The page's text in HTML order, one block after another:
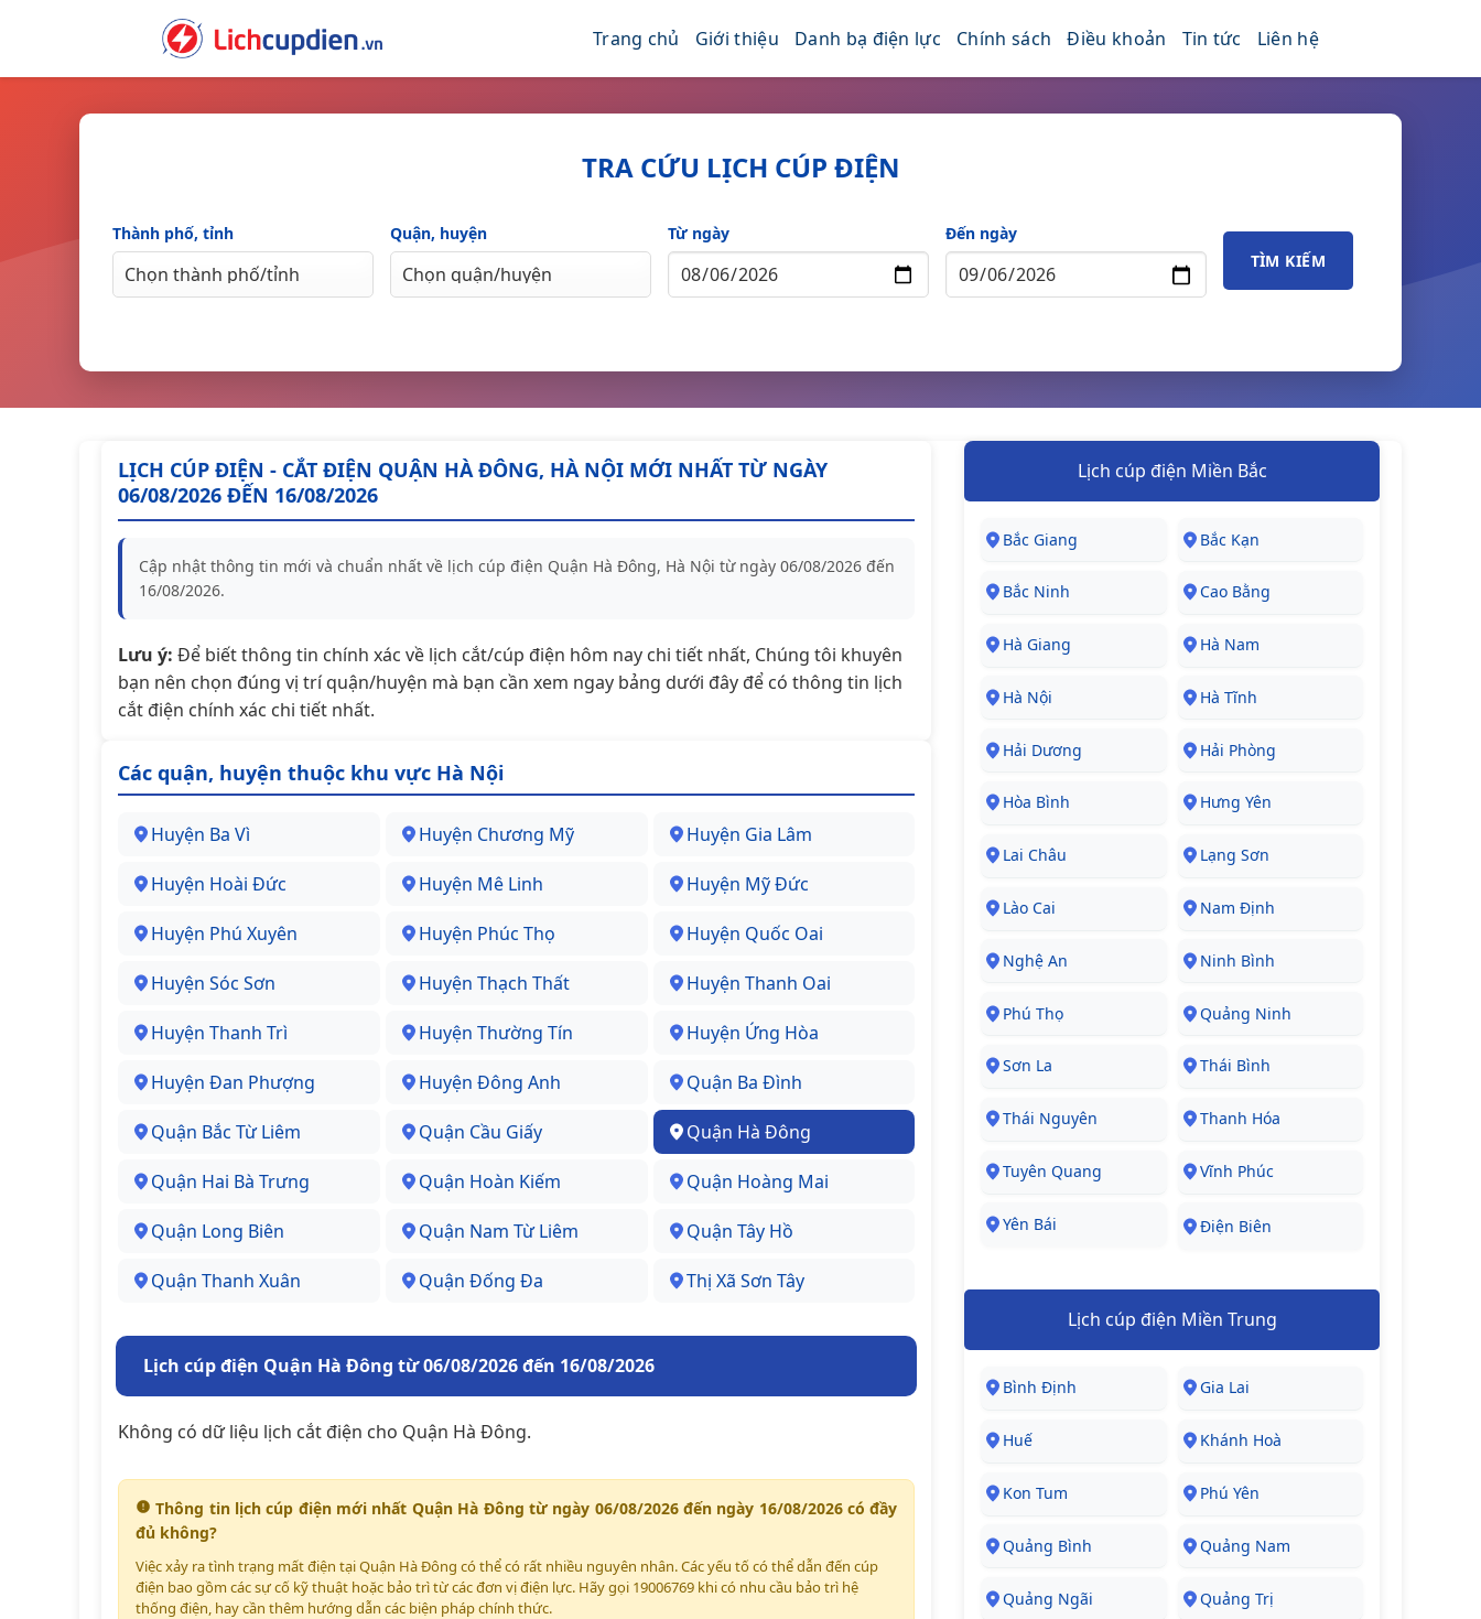
Trang chủ Giới thiệu Danh bạ điện lực Chính sách Điều khoản Tin tức Liên hệ
TRA CỨU LỊCH CÚP ĐIỆN
Thành phố, tỉnh Quận, huyện Từ ngày
Đến ngày
TÌM KIẾM
LỊCH CÚP ĐIỆN - CẮT ĐIỆN QUẬN HÀ ĐÔNG, HÀ NỘI MỚI NHẤT TỪ NGÀY
06/08/2026 ĐẾN 16/08/2026
Cập nhật thông tin mới và chuẩn nhất về lịch cúp điện Quận Hà Đông, Hà Nội từ ngày 06/08/2026 đến
16/08/2026.
Lưu ý: Để biết thông tin chính xác về lịch cắt/cúp điện hôm nay chi tiết nhất, Chúng tôi khuyên
bạn nên chọn đúng vị trí quận/huyện mà bạn cần xem ngay bảng dưới đây để có thông tin lịch
cắt điện chính xác chi tiết nhất.
Các quận, huyện thuộc khu vực Hà Nội
Huyện Ba Vì Huyện Chương Mỹ Huyện Gia Lâm
Huyện Hoài Đức Huyện Mê Linh Huyện Mỹ Đức
Huyện Phú Xuyên Huyện Phúc Thọ Huyện Quốc Oai
Huyện Sóc Sơn Huyện Thạch Thất Huyện Thanh Oai
Huyện Thanh Trì Huyện Thường Tín Huyện Ứng Hòa
Huyện Đan Phượng Huyện Đông Anh Quận Ba Đình
Quận Bắc Từ Liêm Quận Cầu Giấy Quận Hà Đông
Quận Hai Bà Trưng Quận Hoàn Kiếm Quận Hoàng Mai
Quận Long Biên Quận Nam Từ Liêm Quận Tây Hồ
Quận Thanh Xuân Quận Đống Đa Thị Xã Sơn Tây
Lịch cúp điện Quận Hà Đông từ 06/08/2026 đến 16/08/2026
Không có dữ liệu lịch cắt điện cho Quận Hà Đông.
Thông tin lịch cúp điện mới nhất Quận Hà Đông từ ngày 06/08/2026 đến ngày 16/08/2026 có đầy
đủ không?
Việc xảy ra tình trạng mất điện tại Quận Hà Đông có thể có rất nhiều nguyên nhân. Các yếu tố có thể dẫn đến cúp
điện bao gồm các sự cố kỹ thuật hoặc bảo trì từ các đơn vị điện lực. Hãy gọi 19006769 khi có nhu cầu bảo trì hệ
thống điện, hay cần thêm hướng dẫn các biện pháp chính thức.
Lịch cúp điện Miền Bắc
Bắc Giang Bắc Kạn
Bắc Ninh Cao Bằng
Hà Giang Hà Nam
Hà Nội Hà Tĩnh
Hải Dương Hải Phòng
Hòa Bình Hưng Yên
Lai Châu Lạng Sơn
Lào Cai Nam Định
Nghệ An Ninh Bình
Phú Thọ Quảng Ninh
Sơn La Thái Bình
Thái Nguyên Thanh Hóa
Tuyên Quang Vĩnh Phúc
Yên Bái Điện Biên
Lịch cúp điện Miền Trung
Bình Định Gia Lai
Huế Khánh Hoà
Kon Tum Phú Yên
Quảng Bình Quảng Nam
Quảng Ngãi Quảng Trị